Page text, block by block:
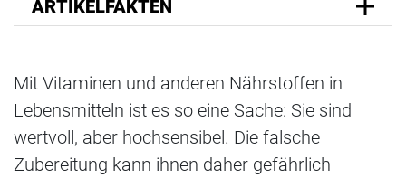
ARTIKELFAKTEN
Mit Vitaminen und anderen Nährstoffen in
Lebensmitteln ist es so eine Sache: Sie sind
wertvoll, aber hochsensibel. Die falsche
Zubereitung kann ihnen daher gefährlich